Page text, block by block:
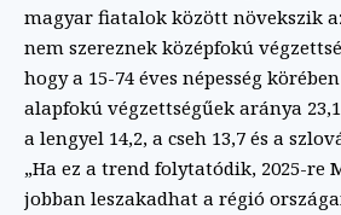
magyar fiatalok között növekszik
nem szereznek középfokú
hogy a 15-74 éves népesség
alapfokú végzettségűek aránya
a lengyel 14,2, a cseh 13,7 és a
„Ha ez a trend folytatódik, 2025-re
jobban leszakadhat a régió